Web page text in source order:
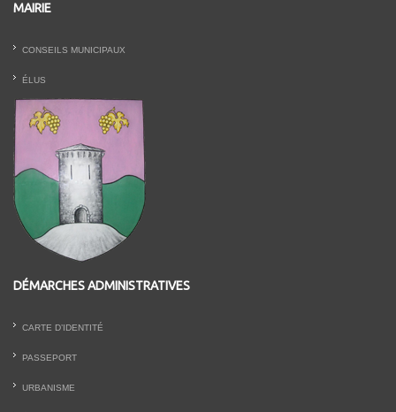
MAIRIE
CONSEILS MUNICIPAUX
ÉLUS
DÉMARCHES ADMINISTRATIVES
CARTE D’IDENTITÉ
PASSEPORT
URBANISME